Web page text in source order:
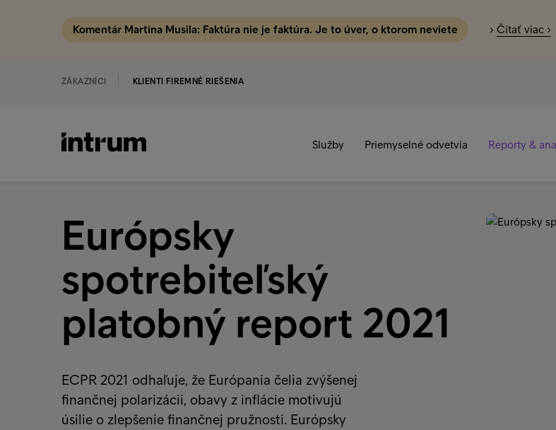
Komentár Martina Musila: Faktúra nie je faktúra. Je to úver, o ktorom neviete › Čítať viac ›
ZÁKAZNÍCI KLIENTI FIREMNÉ RIEŠENIA
Služby Priemyselné odvetvia Reporty &
Európsky
spotrebiteľský
platobný report 2021
ECPR 2021 odhaľuje, že Európania čelia zvýšenej
finančnej polarizácii, obavy z inflácie motivujú
úsilie o zlepšenie finančnej pružnosti. Európsky